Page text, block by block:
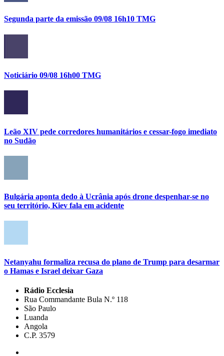
Segunda parte da emissão 09/08 16h10 TMG
Noticiário 09/08 16h00 TMG
Leão XIV pede corredores humanitários e cessar-fogo imediato
no Sudão
Bulgária aponta dedo à Ucrânia após drone despenhar-se no
seu território, Kiev fala em acidente
Netanyahu formaliza recusa do plano de Trump para desarmar
o Hamas e Israel deixar Gaza
Rádio Ecclesia
Rua Commandante Bula N.º 118
São Paulo
Luanda
Angola
C.P. 3579